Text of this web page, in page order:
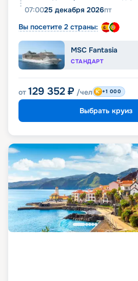
07:0025 декабря 2026пт
Вы посетите 2 страны:
MSC Fantasia
СТАНДАРТ
от 129 352 ₽ /чел +1 000
Выбрать круиз